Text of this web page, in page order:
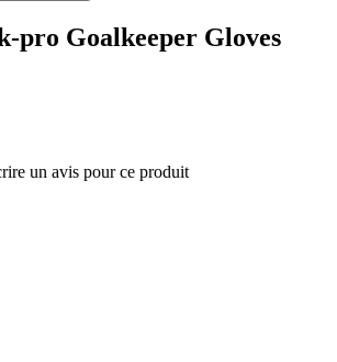
pro Goalkeeper Gloves
un avis pour ce produit